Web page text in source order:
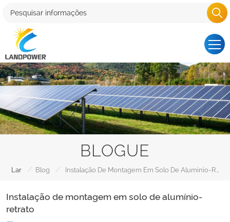
BLOGUE
Lar / Blog /
Instalação de montagem em solo de alumínio-
retrato